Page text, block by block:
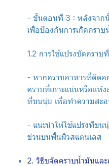
- ขั้นตอนที่ 3 : หลังจาก
เพื่อป้องกันการเกิดคราบ
1.2 การใช้แปรงขัดคราบ
- หากคราบอาหารที่ติดอ
คราบที่เกาะแน่นหรือแห้
ที่ขนนุ่ม เพื่อทำความสะ
- แนะนำให้ใช้แปรงที่ขน
ข่วนบนพื้นผิวสแตนเลส
2. วิธีขจัดคราบน้ำมันแล